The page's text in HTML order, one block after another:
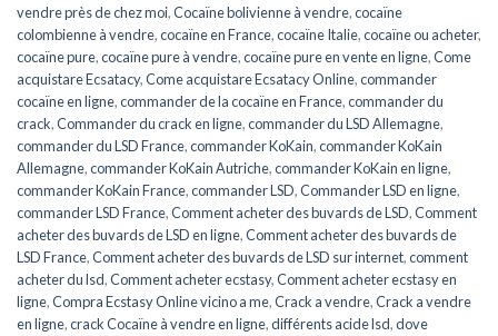
vendre près de chez moi,Cocaïne bolivienne à vendre,cocaïne
colombienne à vendre,cocaïne en France,cocaïne Italie,cocaïne ou acheter,
cocaïne pure,cocaïne pure à vendre,cocaïne pure en vente en ligne,Come
acquistare Ecsatacy,Come acquistare Ecsatacy Online,commander
cocaïne en ligne,commander de la cocaïne en France,commander du
crack,Commander du crack en ligne,commander du LSD Allemagne,
commander du LSD France,commander KoKain,commander KoKain
Allemagne,commander KoKain Autriche,commander KoKain en ligne,
commander KoKain France,commander LSD,Commander LSD en ligne,
commander LSD France,Comment acheter des buvards de LSD,Comment
acheter des buvards de LSD en ligne,Comment acheter des buvards de
LSD France,Comment acheter des buvards de LSD sur internet,comment
acheter du lsd,Comment acheter ecstasy,Comment acheter ecstasy en
ligne,Compra Ecstasy Online vicino a me,Crack a vendre,Crack a vendre
en ligne,crack Cocaïne à vendre en ligne,différents acide lsd,dove